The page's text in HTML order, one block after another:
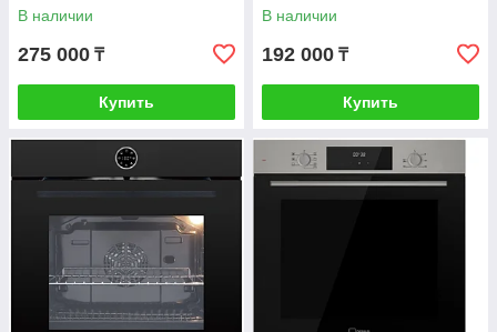
В наличии
275 000 ₸
Купить
В наличии
192 000 ₸
Купить